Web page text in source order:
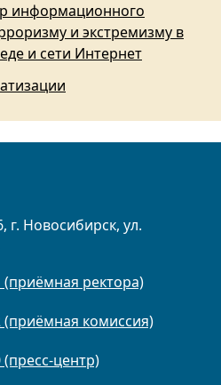
информационного
и экстремизму в
и сети Интернет
г. Новосибирск, ул.
(приёмная ректора)
(приёмная комиссия)
(пресс-центр)